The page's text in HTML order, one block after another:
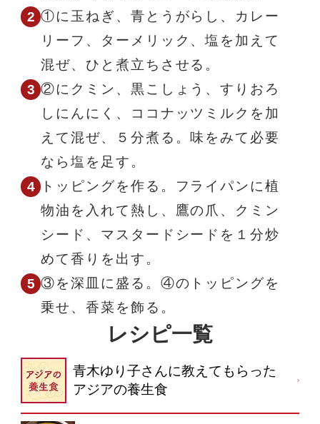
①に玉ねぎ、青とうがらし、カレー
リーフ、ターメリック、塩を加えて
混ぜ、ひと煮立ちさせる。
②にクミン、黒こしょう、すりおろ
しにんにく、ココナッツミルクを加
えて混ぜ、５分煮る。味をみて必要
なら塩を足す。
トッピングを作る。フライパンに植
物油を入れて熱し、鷹の爪、クミン
シード、マスタードシードを１分炒
めて香りを出す。
③を深皿に盛る。④のトッピングを
乗せ、香菜を飾る。
レシピ一覧
青木ゆり子さんに教えてもらった
アジアの養生食